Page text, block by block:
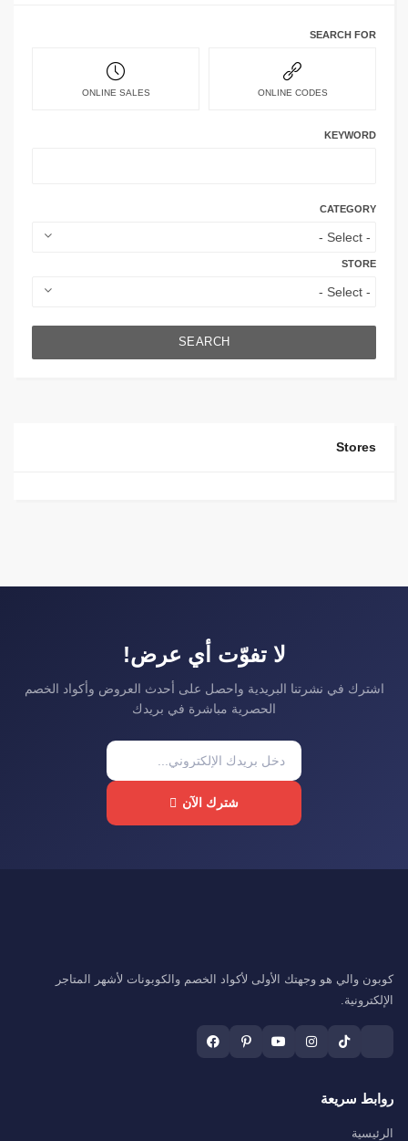
SEARCH FOR
ONLINE CODES
ONLINE SALES
KEYWORD
CATEGORY
STORE
SEARCH
Stores
لا تفوّت أي عرض!
اشترك في نشرتنا البريدية واحصل على أحدث العروض وأكواد الخصم
الحصرية مباشرة في بريدك
شترك الآن
كوبون والي هو وجهتك الأولى لأكواد الخصم والكوبونات لأشهر المتاجر
الإلكترونية.
روابط سريعة
الرئيسية